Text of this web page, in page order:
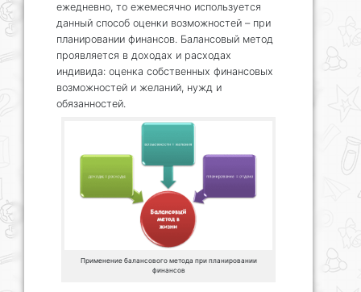
ежедневно, то ежемесячно используется
данный способ оценки возможностей – при
планировании финансов. Балансовый метод
проявляется в доходах и расходах
индивида: оценка собственных финансовых
возможностей и желаний, нужд и
обязанностей.
Применение балансового метода при планировании
финансов